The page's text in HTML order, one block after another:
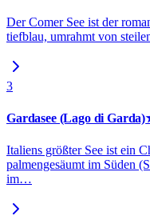
Der Comer See ist der
tiefblau, umrahmt von
3
Gardasee (Lago di Garda)
Italiens größter See ist ein
palmengesäumt im Süden
im…